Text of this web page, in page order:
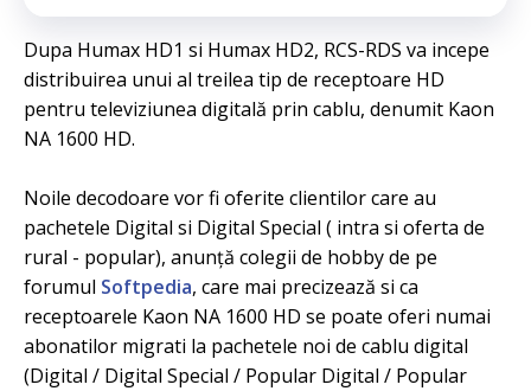
Dupa Humax HD1 si Humax HD2, RCS-RDS va incepe
distribuirea unui al treilea tip de receptoare HD
pentru televiziunea digitală prin cablu, denumit Kaon
NA 1600 HD.
Noile decodoare vor fi oferite clientilor care au
pachetele Digital si Digital Special ( intra si oferta de
rural - popular), anunță colegii de hobby de pe
forumul Softpedia, care mai precizează si ca
receptoarele Kaon NA 1600 HD se poate oferi numai
abonatilor migrati la pachetele noi de cablu digital
(Digital / Digital Special / Popular Digital / Popular